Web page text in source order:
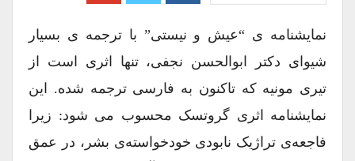
نمایشنامه ی “عیش و نیستی” با ترجمه ی بسیار
شیوای دکتر ابوالحسن نجفی، تنها اثری است از
تیری مونیه که تاکنون به فارسی ترجمه شده. این
نمایشنامه اثری گروتسک محسوب می شود: زیرا
فاجعه‌ی تراژیک نابودی خودخواسته‌ی بشر، در عمق